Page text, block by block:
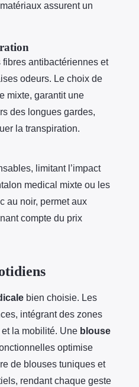
assurent un
antibactériennes et
odeurs. Le choix de
mixte, garantit une
des longues gardes,
la transpiration.
limitant l’impact
medical mixte ou les
au noir, permet aux
compte du prix
bien choisie. Les
intégrant des zones
la mobilité. Une blouse
optimise
de blouses tuniques et
rendant chaque geste